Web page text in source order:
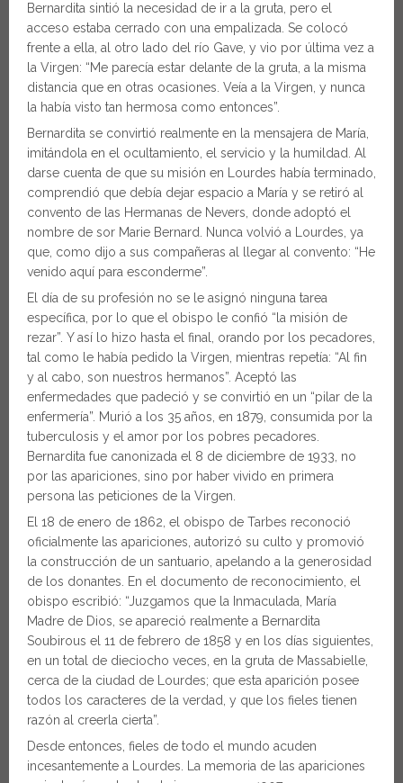
Bernardita sintió la necesidad de ir a la gruta, pero el
acceso estaba cerrado con una empalizada. Se colocó
frente a ella, al otro lado del río Gave, y vio por última vez a
la Virgen: “Me parecía estar delante de la gruta, a la misma
distancia que en otras ocasiones. Veía a la Virgen, y nunca
la había visto tan hermosa como entonces”.
Bernardita se convirtió realmente en la mensajera de María,
imitándola en el ocultamiento, el servicio y la humildad. Al
darse cuenta de que su misión en Lourdes había terminado,
comprendió que debía dejar espacio a María y se retiró al
convento de las Hermanas de Nevers, donde adoptó el
nombre de sor Marie Bernard. Nunca volvió a Lourdes, ya
que, como dijo a sus compañeras al llegar al convento: “He
venido aquí para esconderme”.
El día de su profesión no se le asignó ninguna tarea
específica, por lo que el obispo le confió “la misión de
rezar”. Y así lo hizo hasta el final, orando por los pecadores,
tal como le había pedido la Virgen, mientras repetía: “Al fin
y al cabo, son nuestros hermanos”. Aceptó las
enfermedades que padeció y se convirtió en un “pilar de la
enfermería”. Murió a los 35 años, en 1879, consumida por la
tuberculosis y el amor por los pobres pecadores.
Bernardita fue canonizada el 8 de diciembre de 1933, no
por las apariciones, sino por haber vivido en primera
persona las peticiones de la Virgen.
El 18 de enero de 1862, el obispo de Tarbes reconoció
oficialmente las apariciones, autorizó su culto y promovió
la construcción de un santuario, apelando a la generosidad
de los donantes. En el documento de reconocimiento, el
obispo escribió: “Juzgamos que la Inmaculada, María
Madre de Dios, se apareció realmente a Bernardita
Soubirous el 11 de febrero de 1858 y en los días siguientes,
en un total de dieciocho veces, en la gruta de Massabielle,
cerca de la ciudad de Lourdes; que esta aparición posee
todos los caracteres de la verdad, y que los fieles tienen
razón al creerla cierta”.
Desde entonces, fieles de todo el mundo acuden
incesantemente a Lourdes. La memoria de las apariciones